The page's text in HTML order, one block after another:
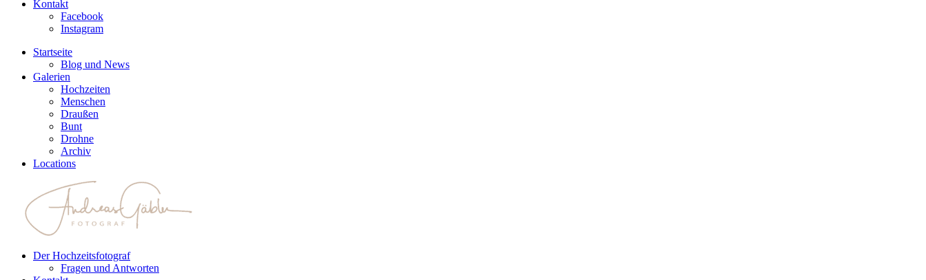
Kontakt
Facebook
Instagram
Startseite
Blog und News
Galerien
Hochzeiten
Menschen
Draußen
Bunt
Drohne
Archiv
Locations
Der Hochzeitsfotograf
Fragen und Antworten